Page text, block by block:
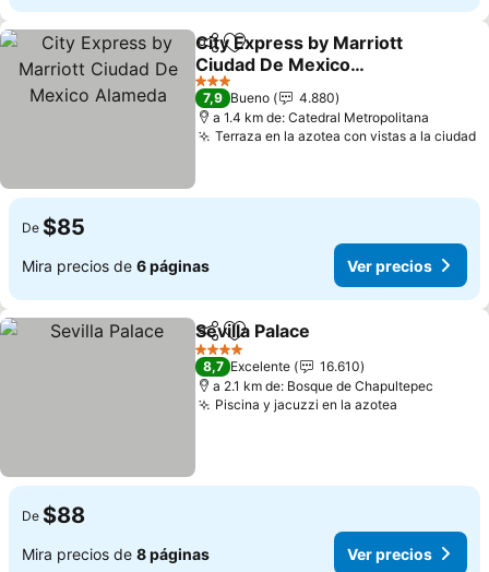
CompartirAgregar a favoritos
City Express by Marriott
Ciudad De Mexico
Alameda
Ver precios
3 Estrellas
7,9 Bueno
4.880
a 1.4 km de: Catedral Metropolitana
Terraza en la azotea con vistas a la ciudad
De $85
Mira precios de 6 páginas Ver precios
CompartirAgregar a favoritos
Sevilla Palace
4 Estrellas
8,7 Excelente
16.610
a 2.1 km de: Bosque de Chapultepec
Piscina y jacuzzi en la azotea
De $88
Mira precios de 8 páginas Ver precios